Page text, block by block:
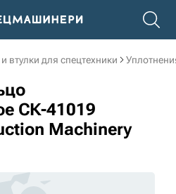
втулки для спецтехники
СК-41019
Machinery